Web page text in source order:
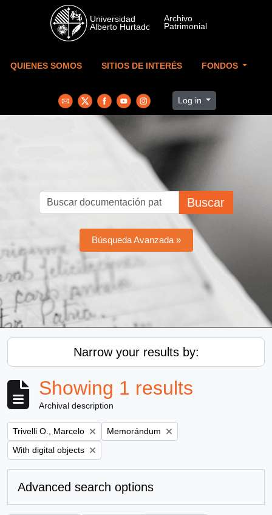
Skip to main content
QUIENES SOMOS SITIOS DE INTERÉS FONDOS
Log in
Buscar
Búsqueda Avanzada »
Narrow your results by:
Showing 1 results
Archival description
Remove filter:
Trivelli O., Marcelo Remove filter:
Memorándum
Remove filter:
With digital objects
Advanced search options